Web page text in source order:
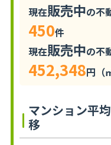
現在販売中の不
450件
現在販売中の不
452,348円（
マンション平
移